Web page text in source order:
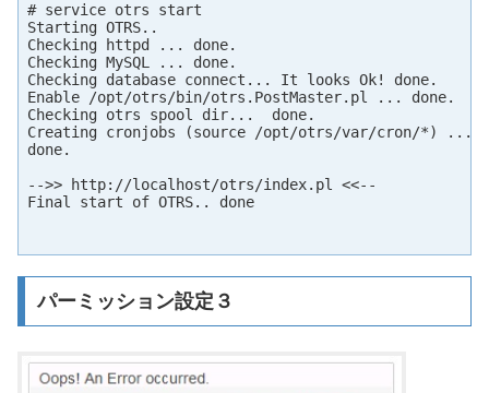
# service otrs start
Starting OTRS..
Checking httpd ... done.
Checking MySQL ... done.
Checking database connect... It looks Ok! done.
Enable /opt/otrs/bin/otrs.PostMaster.pl ... done.
Checking otrs spool dir...  done.
Creating cronjobs (source /opt/otrs/var/cron/*) ...
done.
-->> http://localhost/otrs/index.pl <<--
Final start of OTRS.. done
パーミッション設定３